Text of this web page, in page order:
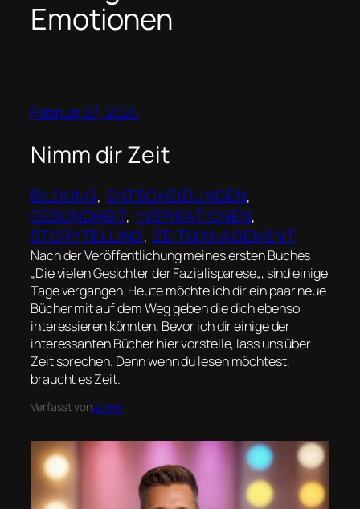
Emotionen
Februar 27, 2025
Nimm dir Zeit
BILDUNG, ENTSCHEIDUNGEN
GESUNDHEIT, INSPIRATIONEN
STORYTELLING, ZEITMANAGEMENT
Nach der Veröffentlichung meines ersten Buches
„Die vielen Gesichter der Fazialisparese„, sind einige
Tage vergangen. Heute möchte ich dir ein paar neue
Bücher mit auf dem Weg geben die dich ebenso
interessieren könnten. Bevor ich dir einige der
interessanten Bücher hier vorstelle, lass uns über
Zeit sprechen. Denn wenn du lesen möchtest,
braucht es Zeit.
Verfasst vonadmin